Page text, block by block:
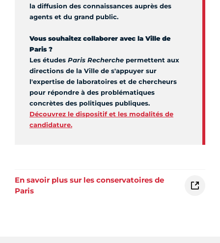
la diffusion des connaissances auprès des
agents et du grand public.
Vous souhaitez collaborer avec la Ville de
Paris ?
Les études Paris Recherche permettent aux
directions de la Ville de s'appuyer sur
l'expertise de laboratoires et de chercheurs
pour répondre à des problématiques
concrètes des politiques publiques.
Découvrez le dispositif et les modalités de
candidature.
En savoir plus sur les conservatoires de
Paris